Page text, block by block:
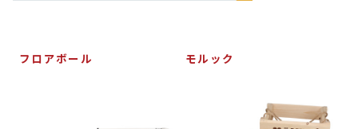
フロアボール モルック